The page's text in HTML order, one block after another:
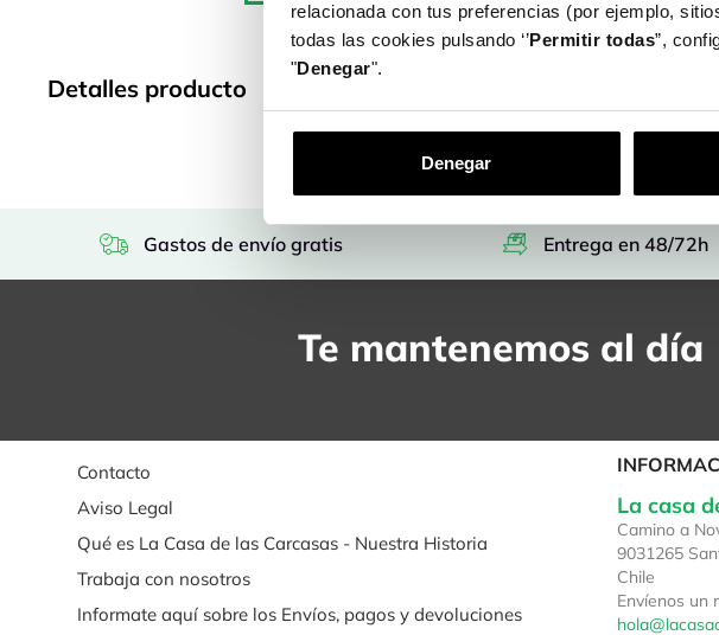
relacionada con tus preferencias (por ejemplo,
todas las cookies pulsando ‘’Permitir todas”,
"Denegar".
Denegar
Detalles producto
Gastos de envío gratis Entrega en 48/72h
Te mantenemos al día
Contacto
Aviso Legal
Qué es La Casa de las Carcasas - Nuestra Historia
Trabaja con nosotros
Informate aquí sobre los Envíos, pagos y devoluciones
La casa
Camino a
9031265
Chile
Envíenos un